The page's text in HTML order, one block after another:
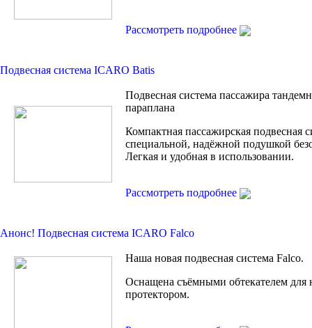
Рассмотреть подробнее
Подвесная система ICARO Batis
Подвесная система пассажира
параплана
Компактная пассажирская подвесная
специальной, надёжной подушкой
Легкая и удобная в использовании.
Рассмотреть подробнее
Анонс! Подвесная сиcтема ICARO Falco
Наша новая подвесная система Falco.
Оснащена съёмными обтекателем для
протектором.